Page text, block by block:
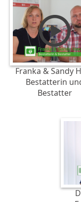
Franka & Sandy
Bestatterin
Bestatter